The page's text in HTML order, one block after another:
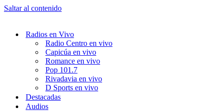
Saltar al contenido
Radios en Vivo
Radio Centro en vivo
Capicúa en vivo
Romance en vivo
Pop 101.7
Rivadavia en vivo
D Sports en vivo
Destacadas
Audios